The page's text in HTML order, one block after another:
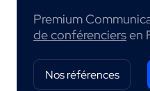
Premium
de conférenciersen
Nos références